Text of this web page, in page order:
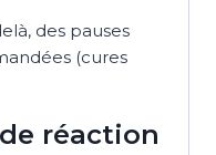
des pauses
(cures
réaction